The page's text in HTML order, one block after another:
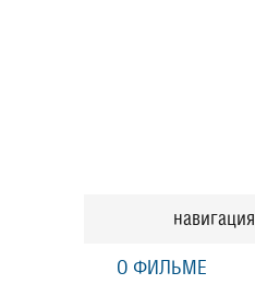
навигация
О ФИЛЬМЕ